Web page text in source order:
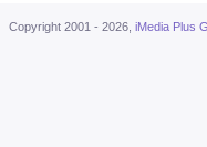
Copyright 2001 - 2026, iMedia Plus